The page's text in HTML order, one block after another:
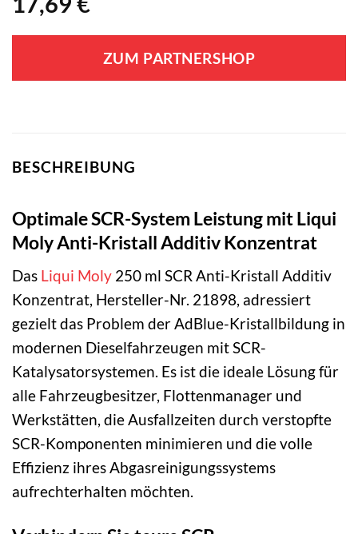
ZUM PARTNERSHOP
BESCHREIBUNG
Optimale SCR-System Leistung mit Liqui
Moly Anti-Kristall Additiv Konzentrat
Das Liqui Moly 250 ml SCR Anti-Kristall Additiv
Konzentrat, Hersteller-Nr. 21898, adressiert
gezielt das Problem der AdBlue-Kristallbildung in
modernen Dieselfahrzeugen mit SCR-
Katalysatorsystemen. Es ist die ideale Lösung für
alle Fahrzeugbesitzer, Flottenmanager und
Werkstätten, die Ausfallzeiten durch verstopfte
SCR-Komponenten minimieren und die volle
Effizienz ihres Abgasreinigungssystems
aufrechterhalten möchten.